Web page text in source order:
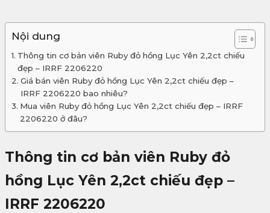
Nội dung
Thông tin cơ bản viên Ruby đỏ hồng Lục Yên 2,2ct chiếu
đẹp – IRRF 2206220
Giá bán viên Ruby đỏ hồng Lục Yên 2,2ct chiếu đẹp –
IRRF 2206220 bao nhiêu?
Mua viên Ruby đỏ hồng Lục Yên 2,2ct chiếu đẹp – IRRF
2206220 ở đâu?
Thông tin cơ bản viên Ruby đỏ
hồng Lục Yên 2,2ct chiếu đẹp –
IRRF 2206220